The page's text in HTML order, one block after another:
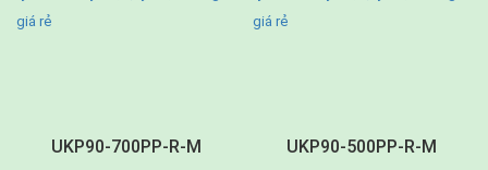
UKP90-700PP-R-M UKP90-500PP-R-M